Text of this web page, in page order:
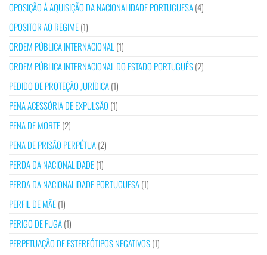
OPOSIÇÃO À AQUISIÇÃO DA NACIONALIDADE PORTUGUESA(4)
OPOSITOR AO REGIME(1)
ORDEM PÚBLICA INTERNACIONAL (1)
ORDEM PÚBLICA INTERNACIONAL DO ESTADO PORTUGUÊS(2)
PEDIDO DE PROTEÇÃO JURÍDICA(1)
PENA ACESSÓRIA DE EXPULSÃO (1)
PENA DE MORTE(2)
PENA DE PRISÃO PERPÉTUA(2)
PERDA DA NACIONALIDADE(1)
PERDA DA NACIONALIDADE PORTUGUESA(1)
PERFIL DE MÃE(1)
PERIGO DE FUGA(1)
PERPETUAÇÃO DE ESTEREÓTIPOS NEGATIVOS(1)